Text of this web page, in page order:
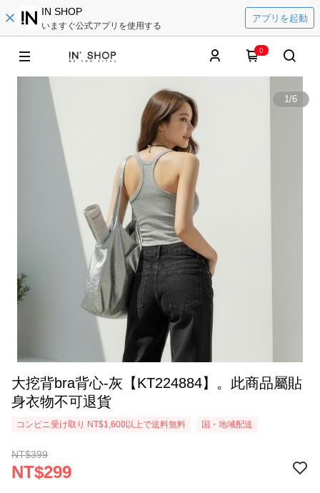
IN SHOP
いますぐ公式アプリを使用する
アプリを起動
0
1/6
大挖背bra背心-灰【KT224884】。此商品屬貼
身衣物不可退貨
コンビニ受け取り NT$1,600以上で送料無料 国・地域配送
NT$399
NT$299